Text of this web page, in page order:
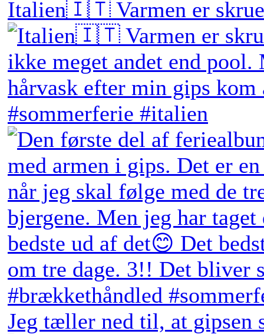
Italien🇮🇹 Varmen er
Jeg tæller ned til, at gipsen